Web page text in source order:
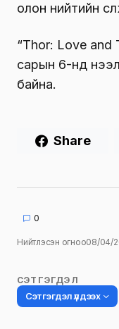
олон нийтийн
“Thor: Love and
сарын 6-нд
байна.
Share
0
Нийтлэсэн огноо08/04/
СЭТГЭГДЭЛ
Сэтгэгдэл үлдээх